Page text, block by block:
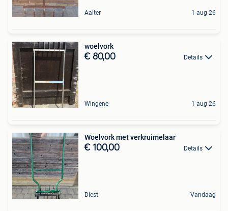
Aalter 1 aug 26
woelvork
€ 80,00 Details
Wingene 1 aug 26
Woelvork met verkruimelaar
€ 100,00 Details
Diest Vandaag